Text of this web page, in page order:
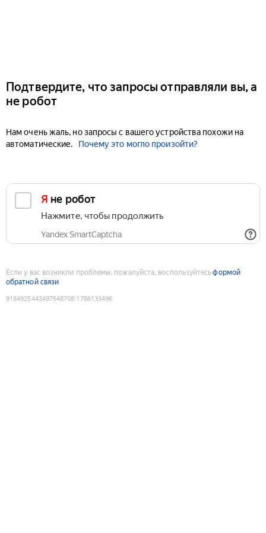
Подтвердите, что запросы отправляли вы, а
не робот
Нам очень жаль, но запросы с вашего устройства похожи на
автоматические.
Почему это могло произойти?
Я не робот
Нажмите, чтобы продолжить
Yandex SmartCaptcha
Если у вас возникли проблемы, пожалуйста, воспользуйтесьформой
обратной связи
9184925443497548708:1786133496